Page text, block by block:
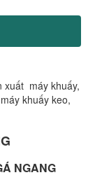
xuất máy khuấy,
khuấy keo,
NGANG